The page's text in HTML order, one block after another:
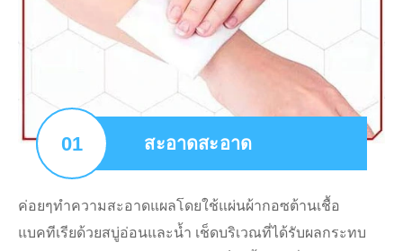
01 สะอาดสะอาด
ค่อยๆทำความสะอาดแผลโดยใช้แผ่นผ้ากอซต้านเชื้อ
แบคทีเรียด้วยสบู่อ่อนและน้ำ เช็ดบริเวณที่ได้รับผลกระทบ